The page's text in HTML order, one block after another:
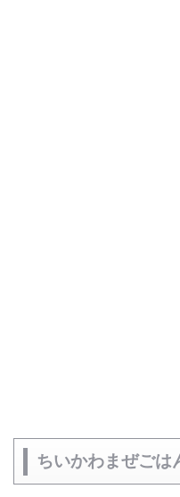
ちいかわまぜごは